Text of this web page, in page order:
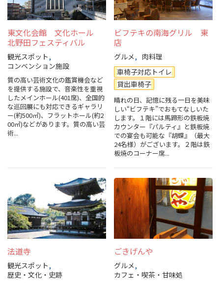
東文化会館 文化ホール
北野田フェスティバル
観光スポット
コンベンション施設
質の高い芸術文化の鑑賞機会など
を提供する施設で、音楽性を重視
したメインホール(401席)、全国的
な巡回展にも対応できるギャラリ
ー(約500㎡)、フラットホール(約2
00㎡)などがあります。質の高い芸
術...
ビフテキの南海グリル 東
店
グルメ
肉料理
車椅子対応トイレ
貸出車椅子
晴れの日、記憶に残る一日を美味
しい“ビフテキ”でおもてなしいた
します。１階には馬蹄形の鉄板焼
カウンター『パルティ』と鉄板焼
での宴会も可能な『胡蝶』（最大
24名様）がございます。２階は鉄
板焼のコーナー席...
法道寺
観光スポット
歴史・文化・史跡
ごきげんや
グルメ
カフェ・喫茶・甘味処